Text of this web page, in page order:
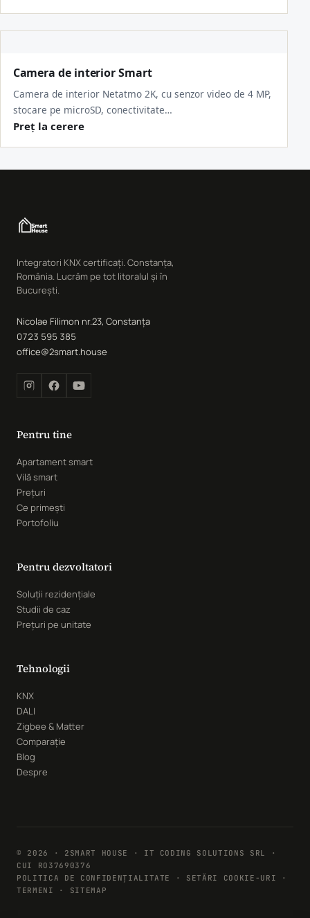
Camera de interior Smart
Camera de interior Netatmo 2K, cu senzor video de 4 MP,
stocare pe microSD, conectivitate…
Preț la cerere
Integratori KNX certificați. Constanța,
România. Lucrăm pe tot litoralul și în
București.
Nicolae Filimon nr.23, Constanța
0723 595 385
office@2smart.house
Pentru tine
Apartament smart
Vilă smart
Prețuri
Ce primești
Portofoliu
Pentru dezvoltatori
Soluții rezidențiale
Studii de caz
Prețuri pe unitate
Tehnologii
KNX
DALI
Zigbee & Matter
Comparație
Blog
Despre
© 2026 · 2SMART HOUSE · IT CODING SOLUTIONS SRL ·
CUI RO37690376
POLITICA DE CONFIDENȚIALITATE
· SETĂRI COOKIE-URI ·
TERMENI · SITEMAP